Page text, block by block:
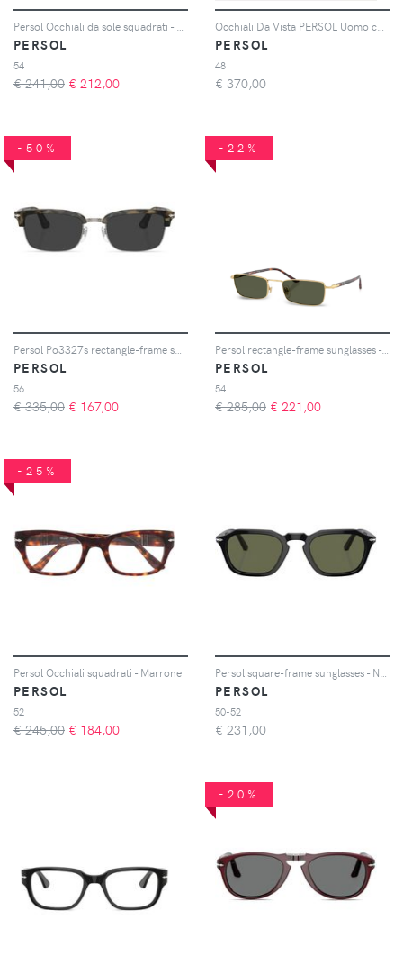
PERSOL
54
€ 241,00 € 212,00
PERSOL
48
€ 370,00
-50%
PERSOL
56
€ 335,00 € 167,00
-22%
PERSOL
54
€ 285,00 € 221,00
-25%
Persol Occhiali squadrati - Marrone
PERSOL
52
€ 245,00 € 184,00
PERSOL
50-52
€ 231,00
-20%